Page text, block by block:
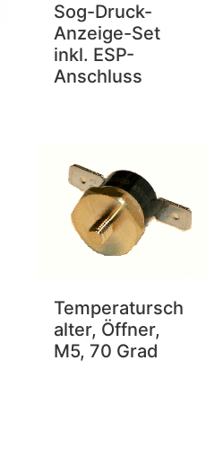
Sog-Druck-
Anzeige-Set
inkl. ESP-
Anschluss
Temperatursch
alter, Öffner,
M5, 70 Grad